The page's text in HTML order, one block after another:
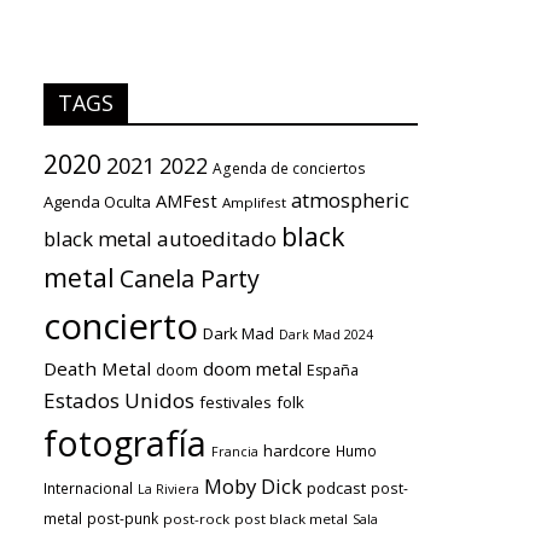
TAGS
2020 2021 2022 Agenda de conciertos
Agenda Oculta AMFest Amplifest atmospheric
black metal autoeditado black
metal Canela Party
concierto Dark Mad Dark Mad 2024
Death Metal doom doom metal España
Estados Unidos festivales folk
fotografía Francia hardcore Humo
Internacional La Riviera Moby Dick podcast post-
metal post-punk post-rock post black metal Sala